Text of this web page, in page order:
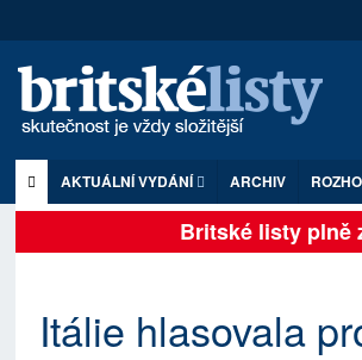
AKTUÁLNÍ VYDÁNÍ ARCHIV
Britské listy plně
Itálie hlasovala